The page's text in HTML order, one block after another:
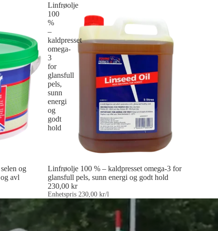
og
avl
Linfrøolje
100
%
–
kaldpresset
omega-
3
for
glansfull
pels,
sunn
energi
og
godt
hold
Linfrøolje 100 % – kaldpresset omega-3 for
glansfull pels, sunn energi og godt hold
230,00 kr
Enhetspris 230,00 kr/l